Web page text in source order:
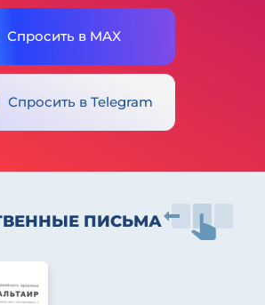
Спросить в MAX
Спросить в Telegram
ПИСЬМА